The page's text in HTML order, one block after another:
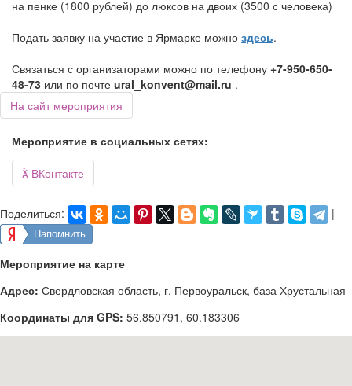
на пенке (1800 рублей) до люксов на двоих (3500 с человека)
Подать заявку на участие в Ярмарке можно здесь.
Связаться с организаторами можно по телефону +7-950-650-
48-73 или по почте ural_konvent@mail.ru .
На сайт мероприятия
Мероприятие в социальных сетях:
 ВКонтакте
Поделиться: |
Напомнить
Мероприятие на карте
Адрес: Свердловская область, г. Первоуральск, база Хрустальная
Координаты для GPS: 56.850791 , 60.183306